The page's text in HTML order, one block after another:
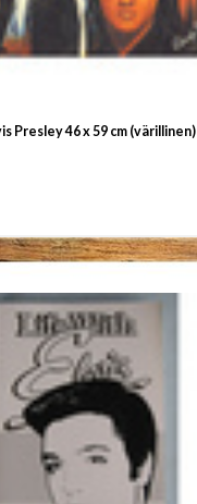
Presley 46 x 59 cm (värillinen)